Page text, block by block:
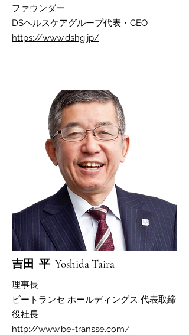
​ファウンダー
DSヘルスケアグループ代表・CEO
https://www.dshg.jp/
​吉田 平 Yoshida Taira
理事長
​ビートランセ ホールディングス 代表取締
役社長
http://www.be-transse.com/